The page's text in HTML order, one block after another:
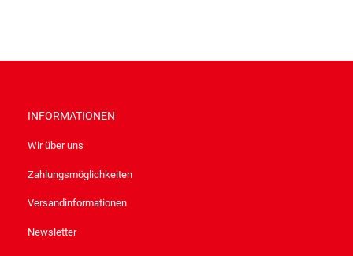
INFORMATIONEN
Wir über uns
Zahlungsmöglichkeiten
Versandinformationen
Newsletter